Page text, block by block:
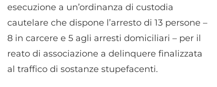
esecuzione a un’ordinanza di custodia
cautelare che dispone l’arresto di 13 persone –
8 in carcere e 5 agli arresti domiciliari – per il
reato di associazione a delinquere finalizzata
al traffico di sostanze stupefacenti.